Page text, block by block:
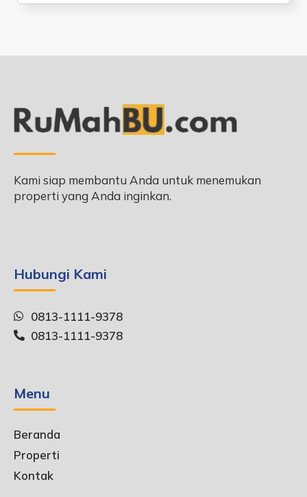
Kami siap membantu Anda untuk menemukan
properti yang Anda inginkan.
Hubungi Kami
0813-1111-9378
0813-1111-9378
Menu
Beranda
Properti
Kontak